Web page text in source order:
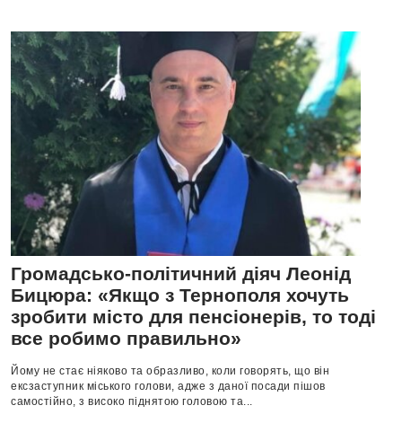
Громадсько-політичний діяч Леонід
Бицюра: «Якщо з Тернополя хочуть
зробити місто для пенсіонерів, то тоді
все робимо правильно»
Йому не стає ніяково та образливо, коли говорять, що він
ексзаступник міського голови, адже з даної посади пішов
самостійно, з високо піднятою головою та...